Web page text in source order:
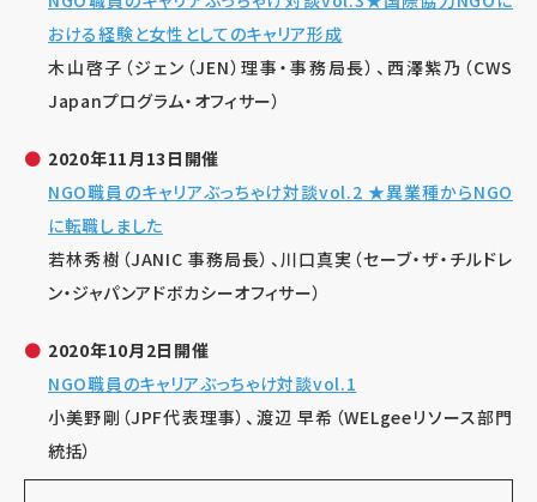
おける経験と女性としてのキャリア形成
木山啓子（ジェン（JEN）理事・事務局長）、西澤紫乃（CWS
Japanプログラム・オフィサー）
2020年11月13日開催
NGO職員のキャリアぶっちゃけ対談vol.2 ★異業種からNGO
に転職しました
若林秀樹（JANIC 事務局長）、川口真実（セーブ・ザ・チルドレ
ン・ジャパンアドボカシーオフィサー）
2020年10月2日開催
NGO職員のキャリアぶっちゃけ対談vol.1
小美野剛（JPF代表理事）、渡辺 早希（WELgeeリソース部門
統括）